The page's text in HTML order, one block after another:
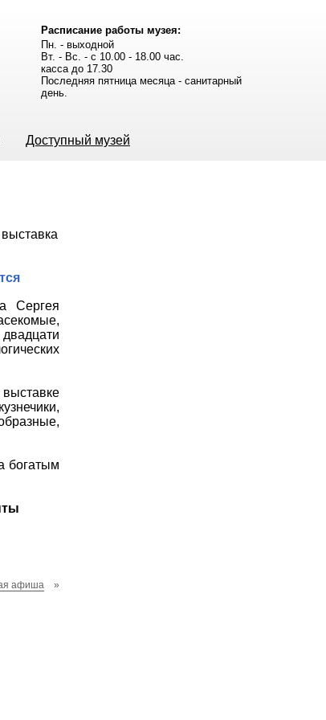
Расписание работы музея:
Пн. - выходной
Вт. - Вс. - с 10.00 - 18.00 час.
касса до 17.30
Последняя пятница месяца - санитарный
день.
Доступный музей
Сергея
богатым
афиша »